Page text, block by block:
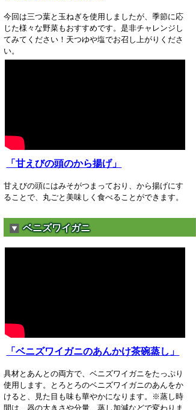
今回は三つ葉と玉ねぎを使用しましたが、季節に応
じた様々な野菜もおすすめです。是非チャレンジし
てみてください！天つゆや塩でお召し上がりくださ
い。
「甘えびの頭のから揚げ」
甘えびの頭にはみそがつまっており、から揚げにす
ることで、丸ごと美味しく食べることができます。
ベニズワイガニ
「ベニズワイガニのあんかけ茶碗蒸し」
具材とあんとの両方で、ベニズワイガニをたっぷり
使用します。とろとろのベニズワイガニのあんをか
けると、見た目も味も華やかになります。※蒸し時
間は、器の大きさや分量、蒸し加減などで変わりま